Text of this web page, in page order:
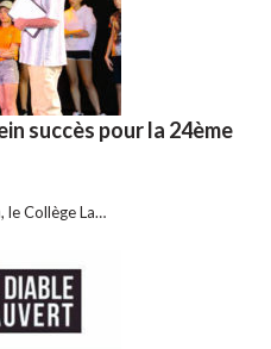
succès pour la 24ème
le Collège La…